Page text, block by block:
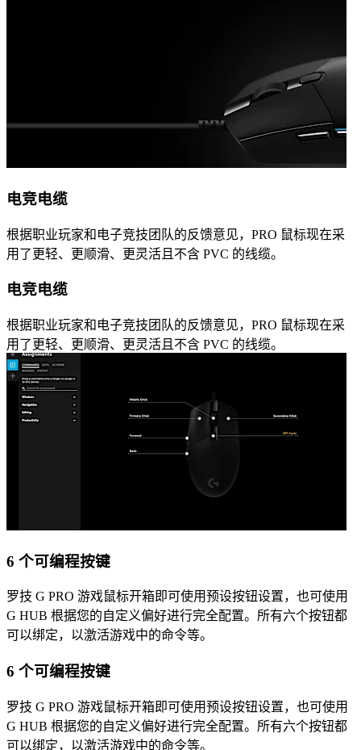
电竞电缆
根据职业玩家和电子竞技团队的反馈意见，PRO 鼠标现在采
用了更轻、更顺滑、更灵活且不含 PVC 的线缆。
电竞电缆
根据职业玩家和电子竞技团队的反馈意见，PRO 鼠标现在采
用了更轻、更顺滑、更灵活且不含 PVC 的线缆。
6 个可编程按键
罗技 G PRO 游戏鼠标开箱即可使用预设按钮设置，也可使用
G HUB 根据您的自定义偏好进行完全配置。所有六个按钮都
可以绑定，以激活游戏中的命令等。
6 个可编程按键
罗技 G PRO 游戏鼠标开箱即可使用预设按钮设置，也可使用
G HUB 根据您的自定义偏好进行完全配置。所有六个按钮都
可以绑定，以激活游戏中的命令等。